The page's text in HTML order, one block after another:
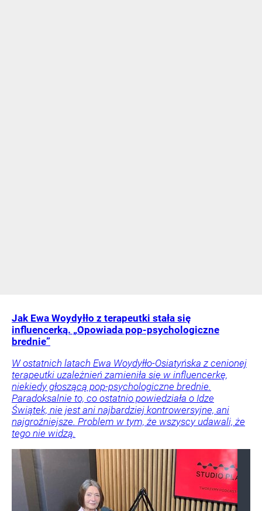
Jak Ewa Woydyłło z terapeutki stała się
influencerką. „Opowiada pop-psychologiczne
brednie”
W ostatnich latach Ewa Woydyłło-Osiatyńska z cenionej
terapeutki uzależnień zamieniła się w influencerkę,
niekiedy głoszącą pop-psychologiczne brednie.
Paradoksalnie to, co ostatnio powiedziała o Idze
Świątek, nie jest ani najbardziej kontrowersyjne, ani
najgroźniejsze. Problem w tym, że wszyscy udawali, że
tego nie widzą.